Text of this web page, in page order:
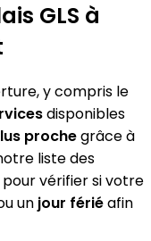
GLS à
y compris le
disponibles
prochegrâce à
liste des
pour vérifier si votre
un jour fériéafin